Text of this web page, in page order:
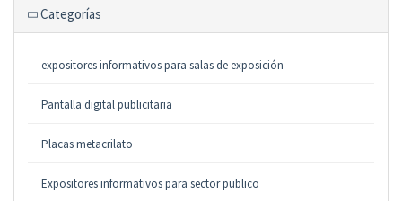
Categorías
expositores informativos para salas de exposición
Pantalla digital publicitaria
Placas metacrilato
Expositores informativos para sector publico